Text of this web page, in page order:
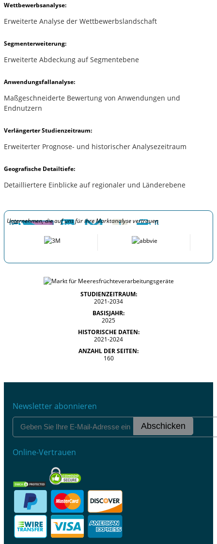
Wettbewerbsanalyse:
Erweiterte Analyse der Wettbewerbslandschaft
Segmenterweiterung:
Erweiterte Abdeckung auf Segmentebene
Anwendungsfallanalyse:
Maßgeschneiderte Bewertung von Anwendungen und
Endnutzern
Verlängerter Studienzeitraum:
Erweiterter Prognose- und historischer Analysezeitraum
Geografische Detailtiefe:
Detailliertere Einblicke auf regionaler und Länderebene
Unternehmen, die auf uns für ihre Marktanalyse vertrauen
STUDIENZEITRAUM:
2021-2034
BASISJAHR:
2025
HISTORISCHE DATEN:
2021-2024
ANZAHL DER SEITEN:
160
Newsletter abonnieren
Abschicken
Online-Vertrauen